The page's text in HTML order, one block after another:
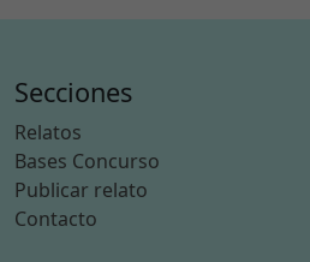
Ciència Ficció (1)
Secciones